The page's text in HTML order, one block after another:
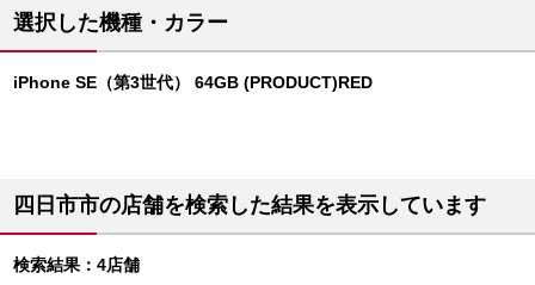
選択した機種・カラー
iPhone SE（第3世代） 64GB (PRODUCT)RED
四日市市の店舗を検索した結果を表示しています
検索結果：4店舗